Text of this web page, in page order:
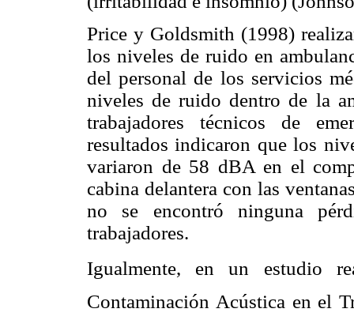
Price y Goldsmith (1998)
los niveles de ruido en
del personal de los servicios
niveles de ruido dentro de la
trabajadores técnicos de
resultados indicaron que los
variaron de 58 dBA en el
cabina delantera con las
no se encontró ninguna
trabajadores.
Igualmente, en un estudio
Contaminación Acústica en el